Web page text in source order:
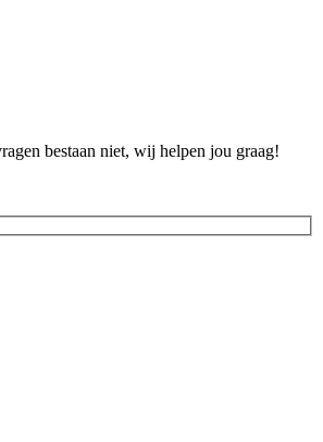
bestaan niet, wij helpen jou graag!